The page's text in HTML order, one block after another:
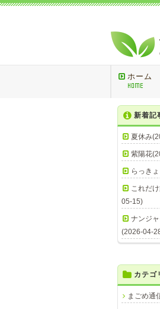
ホーム
HOME
新着記
夏休み
紫陽花
らっき
これだ
05-15)
ナンジ
(2026-04-
カテゴ
まごめ通